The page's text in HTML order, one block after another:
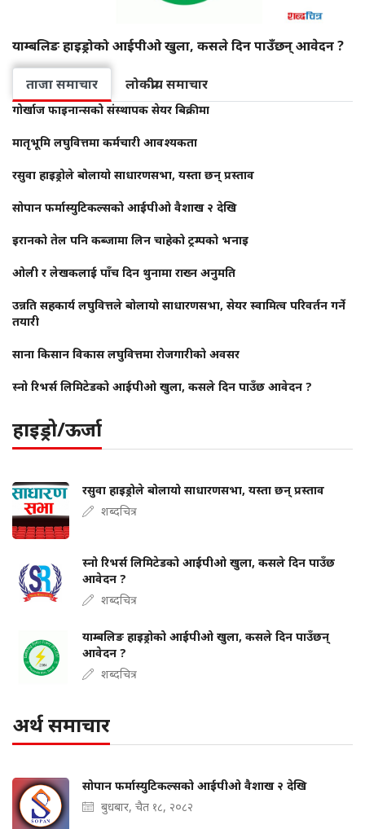
याम्बलिङ हाइड्रोको आईपीओ खुला, कसले दिन पाउँछन् आवेदन ?
ताजा समाचार लोकप्रीय समाचार
गोर्खाज फाइनान्सको संस्थापक सेयर बिक्रीमा
मातृभूमि लघुवित्तमा कर्मचारी आवश्यकता
रसुवा हाइड्रोले बोलायो साधारणसभा, यस्ता छन् प्रस्ताव
सोपान फर्मास्युटिकल्सको आईपीओ वैशाख २ देखि
इरानको तेल पनि कब्जामा लिन चाहेको ट्रम्पको भनाइ
ओली र लेखकलाई पाँच दिन थुनामा राख्न अनुमति
उन्नति सहकार्य लघुवित्तले बोलायो साधारणसभा, सेयर स्वामित्व परिवर्तन गर्ने
तयारी
साना किसान विकास लघुवित्तमा रोजगारीको अवसर
स्नो रिभर्स लिमिटेडको आईपीओ खुला, कसले दिन पाउँछ आवेदन ?
हाइड्रो/ऊर्जा
रसुवा हाइड्रोले बोलायो साधारणसभा, यस्ता छन् प्रस्ताव
शब्दचित्र
स्नो रिभर्स लिमिटेडको आईपीओ खुला, कसले दिन पाउँछ
आवेदन ?
शब्दचित्र
याम्बलिङ हाइड्रोको आईपीओ खुला, कसले दिन पाउँछन्
आवेदन ?
शब्दचित्र
अर्थ समाचार
सोपान फर्मास्युटिकल्सको आईपीओ वैशाख २ देखि
बुधबार, चैत १८, २०८२